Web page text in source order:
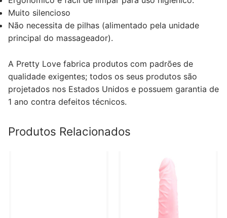
Muito silencioso
Não necessita de pilhas (alimentado pela unidade
principal do massageador).
A Pretty Love fabrica produtos com padrões de
qualidade exigentes; todos os seus produtos são
projetados nos Estados Unidos e possuem garantia de
1 ano contra defeitos técnicos.
Produtos Relacionados